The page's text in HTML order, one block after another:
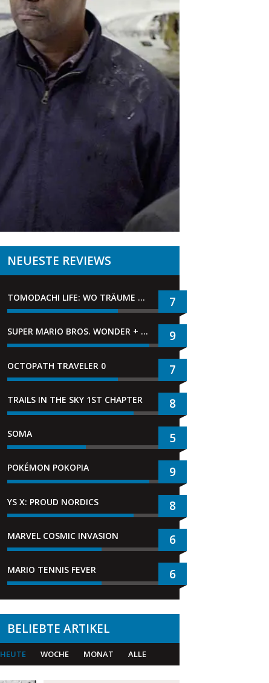
NEUESTE REVIEWS
TOMODACHI LIFE: WO TRÄUME WAHR WERDEN 7
SUPER MARIO BROS. WONDER + GEMEINSAM IM BELLABEL-PARK 9
OCTOPATH TRAVELER 0 7
TRAILS IN THE SKY 1ST CHAPTER 8
SOMA 5
POKÉMON POKOPIA 9
YS X: PROUD NORDICS 8
MARVEL COSMIC INVASION 6
MARIO TENNIS FEVER 6
BELIEBTE ARTIKEL
HEUTE WOCHE MONAT ALLE